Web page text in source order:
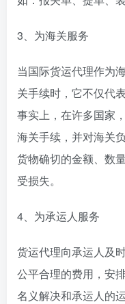
3、为海关服务
当国际货运代理作为
关手续时，它不仅代
事实上，在许多国家
海关手续，并对海关
货物确切的金额、数
受损失。
4、为承运人服务
货运代理向承运人及
公平合理的费用，安
名义解决和承运人的